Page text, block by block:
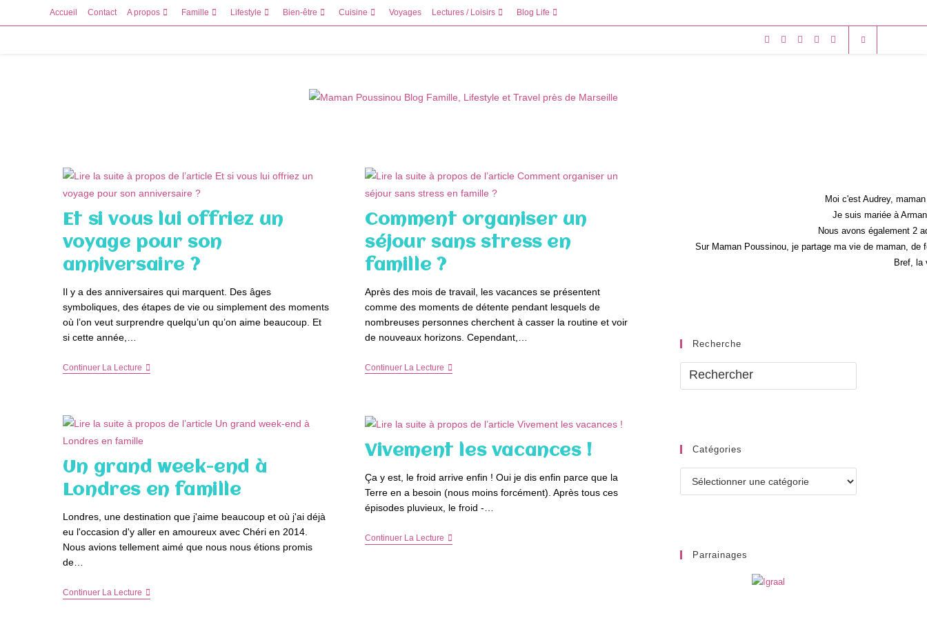
to
Accueil Contact A propos Famille Lifestyle Bien-être Cuisine Voyages Lectures / Loisirs Blog Life
Et si vous lui offriez un
voyage pour son
anniversaire ?
Il y a des anniversaires qui marquent. Des âges
symboliques, des étapes de vie ou simplement des moments
où l’on veut surprendre quelqu’un qu’on aime beaucoup. Et
si cette année,…
Continuer La LectureEt
Un
Pour
Anniversaire
Comment organiser un
séjour sans stress en
famille ?
Après des mois de travail, les vacances se présentent
comme des moments de détente pendant lesquels de
nombreuses personnes cherchent à casser la routine et voir
de nouveaux horizons. Cependant,…
Continuer La Lecture Comment
Stress
En
Famille
?
Un grand week-end à
Londres en famille
Londres, une destination que j'aime beaucoup et où j'ai déjà
eu l'occasion d'y aller en amoureux avec Chéri en 2014.
Nous avions tellement aimé que nous nous étions promis
de…
Continuer La LectureUn
Vivement les vacances !
Ça y est, le froid arrive enfin ! Oui je dis enfin parce que la
Terre en a besoin (nous moins forcément). Après tous ces
épisodes pluvieux, le froid -…
Continuer La Lecture Vivement
Moi c'est Audrey,
Je suis mariée à
Nous avons également 2
Sur Maman Poussinou, je partage ma vie de maman,
Bref, la
Recherche
Catégories
Parrainages